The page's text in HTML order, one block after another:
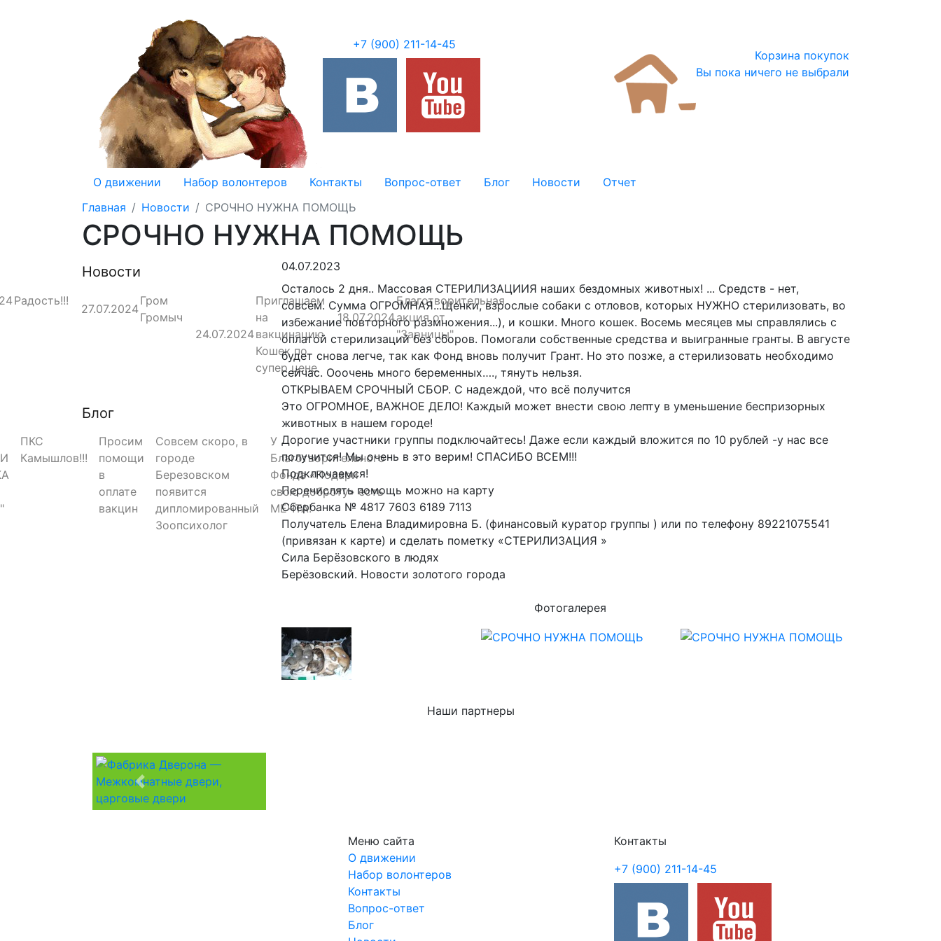
+7 (900) 211-14-45
Корзина покупок
Вы пока ничего не выбрали
О движении Набор волонтеров Контакты Вопрос-ответ Блог Новости
Отчет
Главная
Новости СРОЧНО НУЖНА ПОМОЩЬ
СРОЧНО НУЖНА ПОМОЩЬ
Новости
Радость!!!
27.07.2024
Гром
Громыч
24.07.2024
Приглашаем
на
вакцинацию
Кошек по
супер цене
18.07.2024
Благотворительная
акция от
"Зарницы"
Блог
ПКС
Камышлов!!!
Просим
помощи
в
оплате
вакцин
Совсем скоро, в
городе
Березовском
появится
дипломированный
Зоопсихолог
У
Благотворительного
Фонда «Подари
свою доброту» есть
МЕЧТА!
04.07.2023
Осталось 2 дня.. Массовая СТЕРИЛИЗАЦИИЯ наших бездомных животных! ... Средств - нет,
совсем. Сумма ОГРОМНАЯ...Щенки, взрослые собаки с отловов, которых НУЖНО стерилизовать, во
избежание повторного размножения...), и кошки. Много кошек. Восемь месяцев мы справлялись с
оплатой стерилизаций без сборов. Помогали собственные средства и выигранные гранты. В августе
будет снова легче, так как Фонд вновь получит Грант. Но это позже, а стерилизовать необходимо
сейчас. Ооочень много беременных…., тянуть нельзя.
ОТКРЫВАЕМ СРОЧНЫЙ СБОР. С надеждой, что всё получится
Это ОГРОМНОЕ, ВАЖНОЕ ДЕЛО! Каждый может внести свою лепту в уменьшение беспризорных
животных в нашем городе!
Дорогие участники группы подключайтесь! Даже если каждый вложится по 10 рублей -у нас все
получится! Мы очень в это верим! СПАСИБО ВСЕМ!!!
Подключаемся!
Перечислять помощь можно на карту
Сбербанка № 4817 7603 6189 7113
Получатель Елена Владимировна Б. (финансовый куратор группы ) или по телефону 89221075541
(привязан к карте) и сделать пометку «СТЕРИЛИЗАЦИЯ »
Сила Берёзовского в людях
Берёзовский. Новости золотого города
Фотогалерея
Наши партнеры
Previous
Меню сайта
О движении
Набор волонтеров
Контакты
Вопрос-ответ
Блог
Контакты
+7 (900) 211-14-45